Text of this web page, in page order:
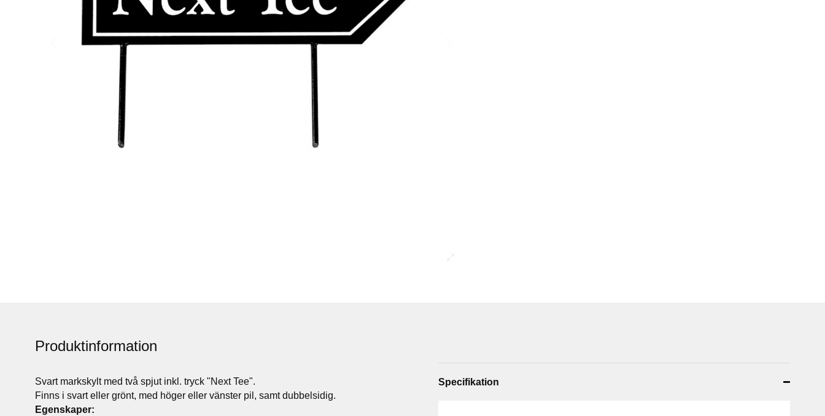
Produktinformation
Svart markskylt med två spjut inkl. tryck "Next Tee".
Finns i svart eller grönt, med höger eller vänster pil, samt dubbelsidig.
Egenskaper:
Specifikation